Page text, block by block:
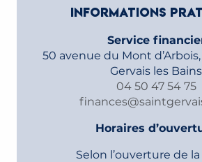
INFORMATIONS
Service
50 avenue du Mont
Gervais les Bains
04 50 47 54 75
Horaires
Selon l’ouverture de